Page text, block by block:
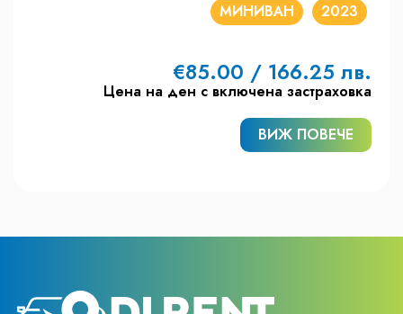
МИНИВАН
2023
€85.00 / 166.25 лв.
Цена на ден с включена застраховка
ВИЖ ПОВЕЧЕ